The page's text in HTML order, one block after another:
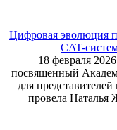
Цифровая эволюция
CAT-
18 февраля
посвященный
для
провела Наталья